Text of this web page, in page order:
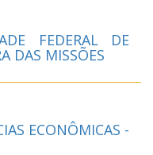
FEDERAL DE
DAS MISSÕES
ECONÔMICAS -